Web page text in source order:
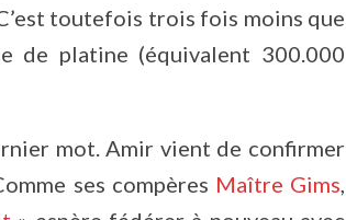
toutefois trois fois moins que
platine (équivalent 300.000
mot. Amir vient de confirmer
ses compères Maître Gims,